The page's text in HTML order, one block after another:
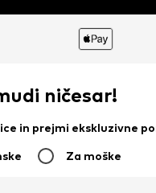
ničesar!
in prejmi ekskluzivne
Za moške